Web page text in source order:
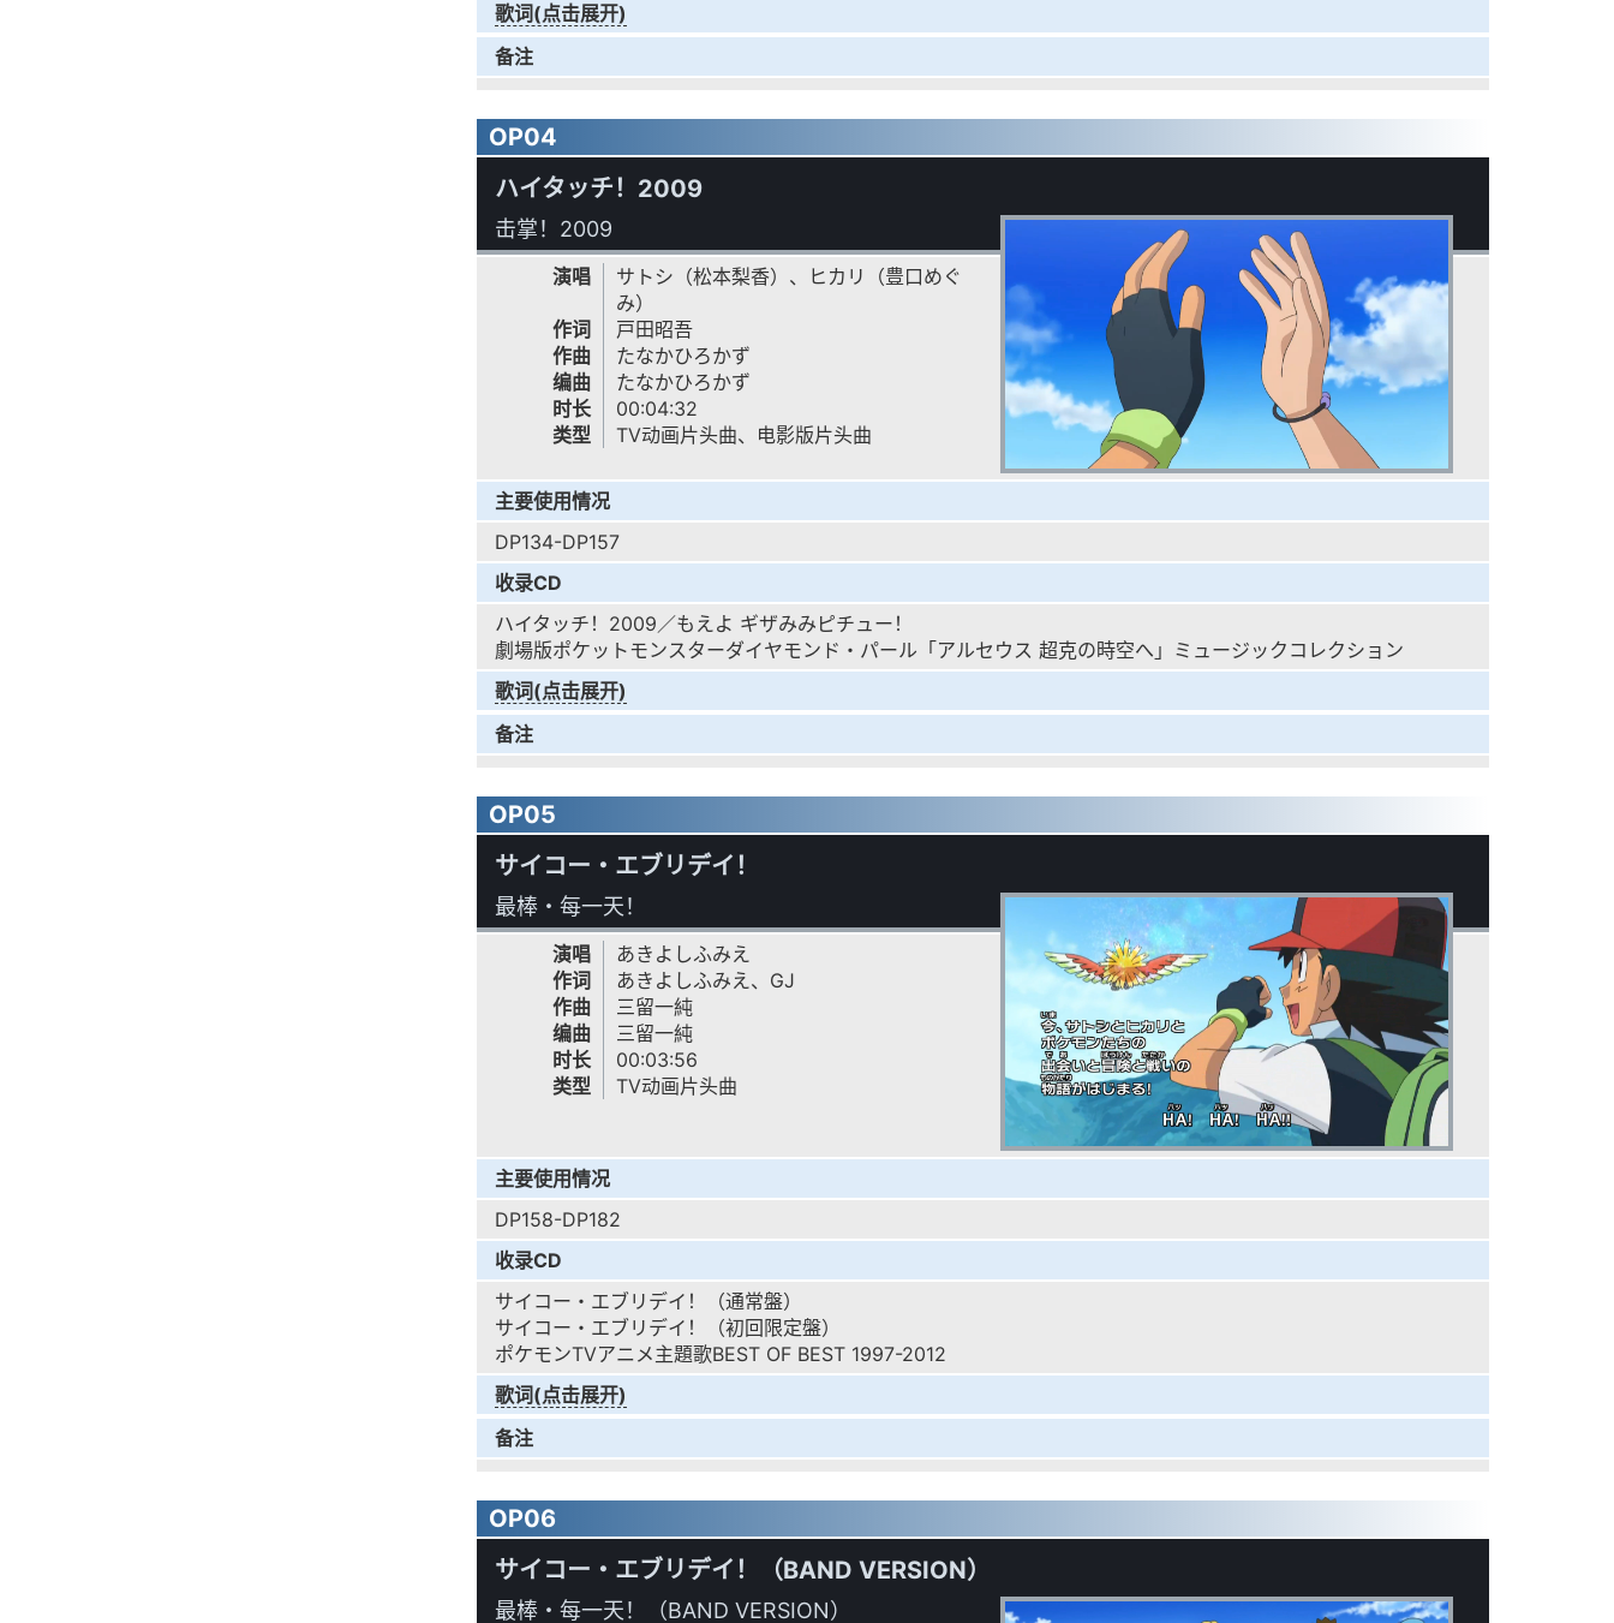
歌词(点击展开)
备注
OP04
ハイタッチ！2009
击掌！2009
演唱
サトシ（松本梨香）、ヒカリ（豊口めぐ
み）
作词
戸田昭吾
作曲
たなかひろかず
编曲
たなかひろかず
时长
00:04:32
类型
TV动画片头曲、电影版片头曲
主要使用情况
DP134-DP157
收录CD
ハイタッチ！2009／もえよ ギザみみピチュー！
劇場版ポケットモンスターダイヤモンド・パール「アルセウス 超克の時空へ」ミュージックコレクション
歌词(点击展开)
备注
OP05
サイコー・エブリデイ！
最棒・每一天！
演唱
あきよしふみえ
作词
あきよしふみえ、GJ
作曲
三留一純
编曲
三留一純
时长
00:03:56
类型
TV动画片头曲
主要使用情况
DP158-DP182
收录CD
サイコー・エブリデイ！（通常盤）
サイコー・エブリデイ！（初回限定盤）
ポケモンTVアニメ主題歌BEST OF BEST 1997-2012
歌词(点击展开)
备注
OP06
サイコー・エブリデイ！（BAND VERSION）
最棒・每一天！（BAND VERSION）